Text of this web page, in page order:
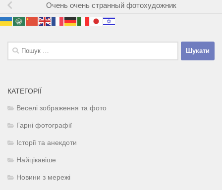
Очень очень странный фотохудожник
Пошук:
КАТЕГОРІЇ
Веселі зображення та фото
Гарні фотографії
Історії та анекдоти
Найцікавіше
Новини з мережі